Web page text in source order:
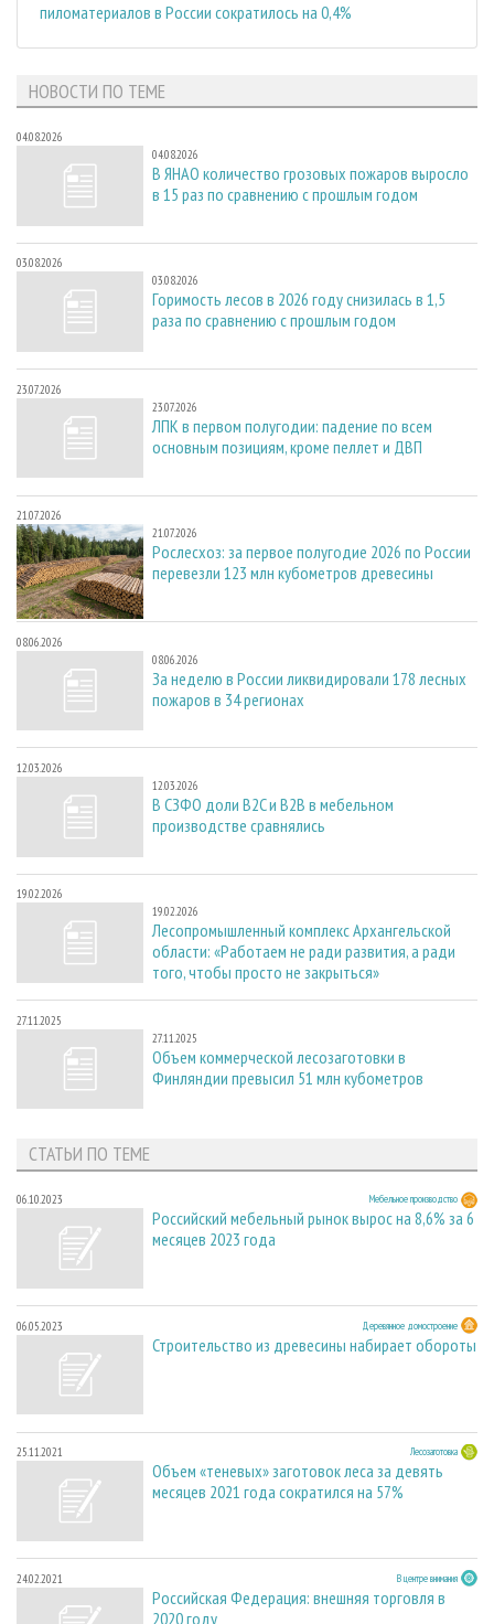
пиломатериалов в России сократилось на 0,4%
НОВОСТИ ПО ТЕМЕ
04.08.2026
04.08.2026
В ЯНАО количество грозовых пожаров выросло
в 15 раз по сравнению с прошлым годом
03.08.2026
03.08.2026
Горимость лесов в 2026 году снизилась в 1,5
раза по сравнению с прошлым годом
23.07.2026
23.07.2026
ЛПК в первом полугодии: падение по всем
основным позициям, кроме пеллет и ДВП
21.07.2026
21.07.2026
Рослесхоз: за первое полугодие 2026 по России
перевезли 123 млн кубометров древесины
08.06.2026
08.06.2026
За неделю в России ликвидировали 178 лесных
пожаров в 34 регионах
12.03.2026
12.03.2026
В СЗФО доли B2C и B2B в мебельном
производстве сравнялись
19.02.2026
19.02.2026
Лесопромышленный комплекс Архангельской
области: «Работаем не ради развития, а ради
того, чтобы просто не закрыться»
27.11.2025
27.11.2025
Объем коммерческой лесозаготовки в
Финляндии превысил 51 млн кубометров
СТАТЬИ ПО ТЕМЕ
06.10.2023 Мебельное производство
Российский мебельный рынок вырос на 8,6% за 6
месяцев 2023 года
06.05.2023 Деревянное домостроение
Строительство из древесины набирает обороты
25.11.2021 Лесозаготовка
Объем «теневых» заготовок леса за девять
месяцев 2021 года сократился на 57%
24.02.2021 В центре внимания
Российская Федерация: внешняя торговля в
2020 году